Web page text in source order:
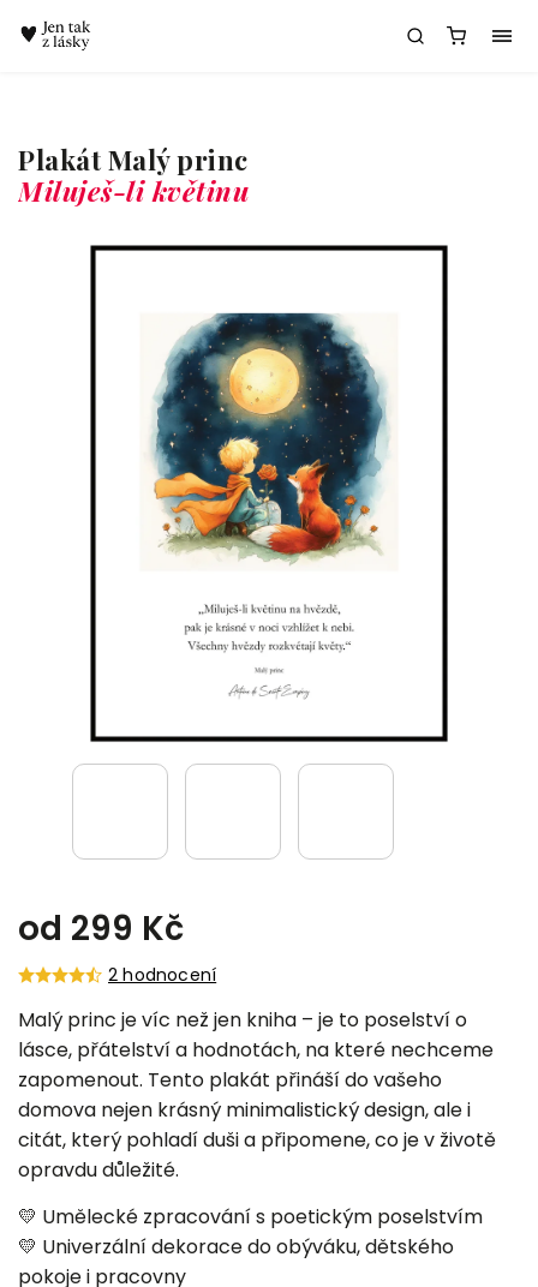
Plakát Malý princ
Miluješ-li květinu
od 299 Kč
2 hodnocení
Malý princ je víc než jen kniha – je to poselství o
lásce, přátelství a hodnotách, na které nechceme
zapomenout. Tento plakát přináší do vašeho
domova nejen krásný minimalistický design, ale i
citát, který pohladí duši a připomene, co je v životě
opravdu důležité.
💛 Umělecké zpracování s poetickým poselstvím
💛 Univerzální dekorace do obýváku, dětského
pokoje i pracovny